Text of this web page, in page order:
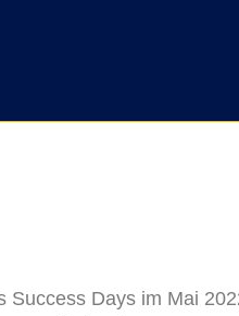
Success Days im Mai